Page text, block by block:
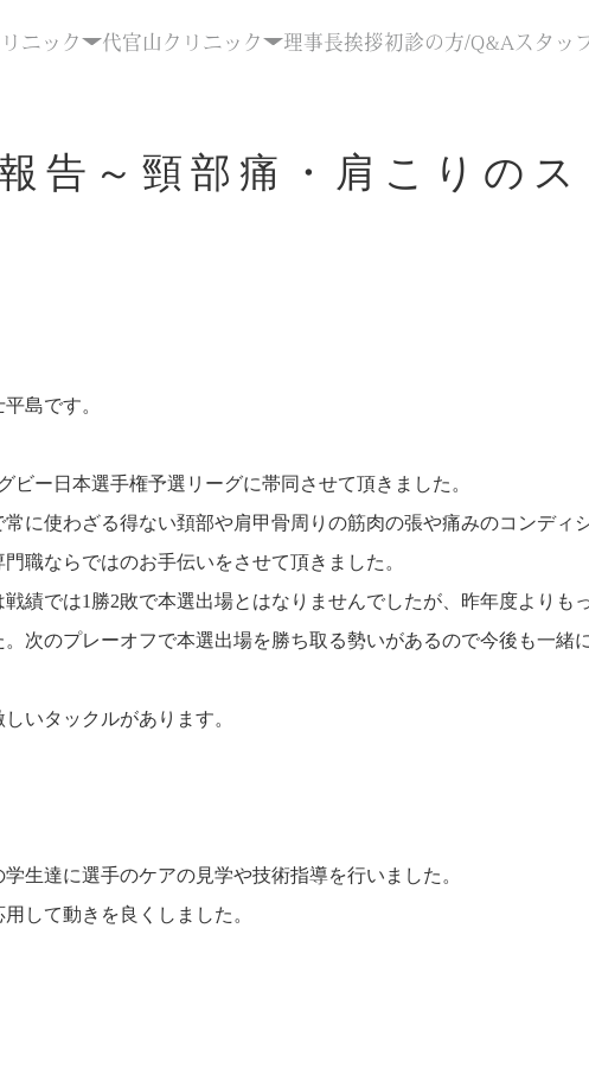
ニック 代官山クリニック 理事長挨拶初診の方/Q&A スタッ
告～頸部痛・肩こりの
島です。
ビー日本選手権予選リーグに帯同させて頂きました。
に使わざる得ない頚部や肩甲骨周りの筋肉の張や痛みのコンディ
職ならではのお手伝いをさせて頂きました。
績では1勝2敗で本選出場とはなりませんでしたが、昨年度よりも
次のプレーオフで本選出場を勝ち取る勢いがあるので今後も一緒
いタックルがあります。
生達に選手のケアの見学や技術指導を行いました。
して動きを良くしました。